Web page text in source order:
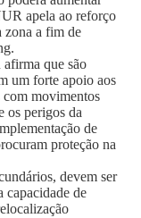
apela ao reforço
zona a fim de
que são
um forte apoio aos
com movimentos
os perigos da
de
proteção na
devem ser
capacidade de